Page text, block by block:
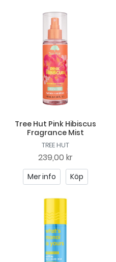
Tree Hut Pink Hibiscus
Fragrance Mist
TREE HUT
239,00 kr
Mer info Köp